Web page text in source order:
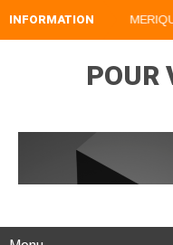
INFORMATION
NOS LIVRES
POUR